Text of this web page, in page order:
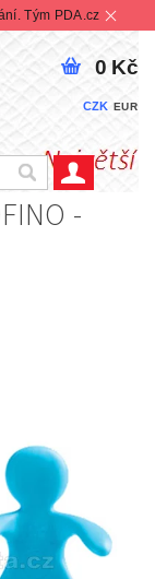
Tým PDA.cz
CZK EUR
0 Kč
-